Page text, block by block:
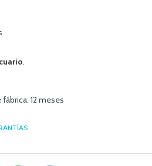
.
12 meses